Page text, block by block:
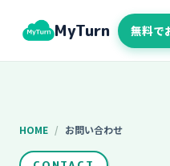
MyTurn 無料で
HOME / お問い合わせ